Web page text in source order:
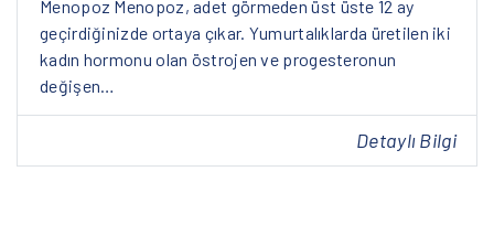
Menopoz Menopoz, adet görmeden üst üste 12 ay
geçirdiğinizde ortaya çıkar. Yumurtalıklarda üretilen iki
kadın hormonu olan östrojen ve progesteronun
değişen…
Detaylı Bilgi